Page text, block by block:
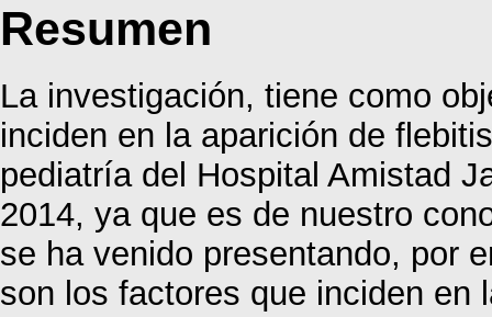
Resumen
La investigación, tiene como
inciden en la aparición de
pediatría del Hospital Amistad
2014, ya que es de nuestro
se ha venido presentando, por
son los factores que inciden en